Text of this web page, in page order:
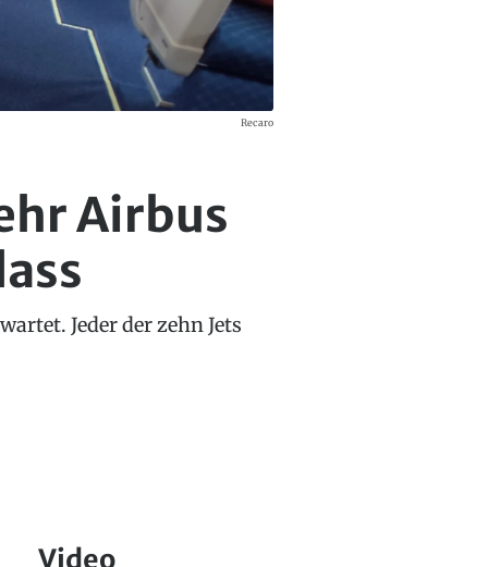
Recaro
Airbus
Jeder der zehn Jets
Video